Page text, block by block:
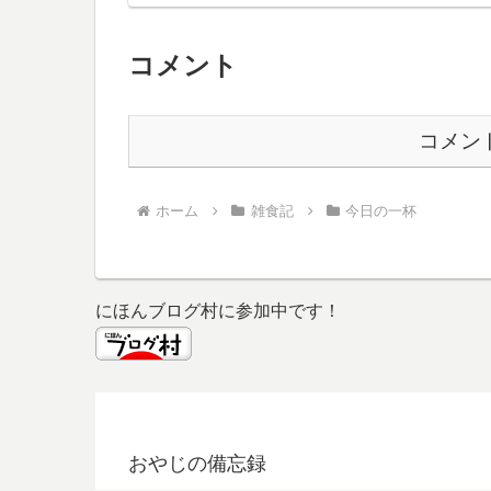
コメント
コメン
ホーム 雑食記 今日の一杯
にほんブログ村に参加中です！
おやじの備忘録